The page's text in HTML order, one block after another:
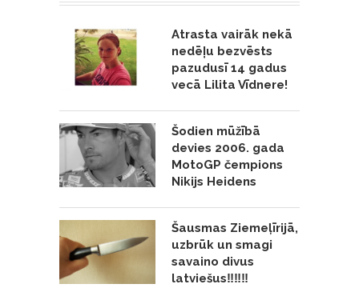
Atrasta vairāk nekā
nedēļu bezvēsts
pazudusī 14 gadus
vecā Lilita Vīdnere!
Šodien mūžībā
devies 2006. gada
MotoGP čempions
Nikijs Heidens
Šausmas Ziemeļīrijā,
uzbrūk un smagi
savaino divus
latviešus‼️‼️‼️